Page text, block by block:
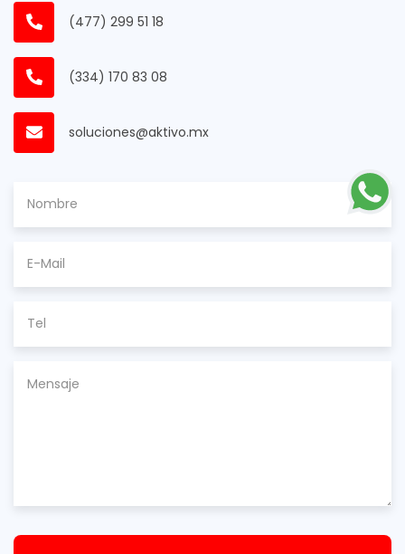
(477) 299 51 18
(334) 170 83 08
soluciones@aktivo.mx